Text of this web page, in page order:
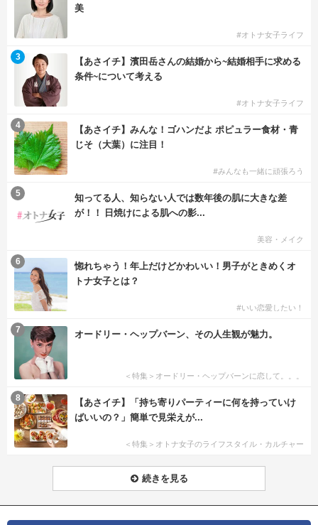
美
#オトナ女子ライフ
【あさイチ】濱田岳さんの結婚から~結婚相手に求める
条件~について考える
#オトナ女子ライフ
3
【あさイチ】みんな！ゴハンだよ ポピュラー食材・青
じそ（大葉）に注目！
#みんなも一緒に頑張ろう
4
知ってる人、知らない人では数年後の肌に大きな差
が！！ 日焼けによる肌への影...
美容・メイク
5
惚れちゃう！年上だけどかわいい！男子がときめくオ
トナ女子とは？
#いい恋愛したい！
6
オードリー・ヘップバーン、その人生観が魅力。
＜特集＞オードリー・ヘップバーンに恋して。。。
7
【あさイチ】「持ち寄りパーティーに何を持っていけ
ばいいの？」簡単で見栄えが...
＜特集＞オトナ女子のライフスタイル・カルチャー
8
続きを見る